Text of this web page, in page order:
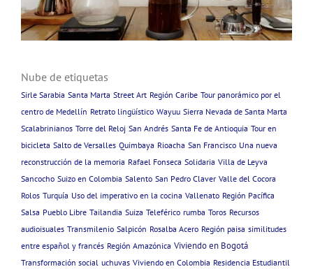
Nube de etiquetas
Sirle Sarabia Santa Marta Street Art Región Caribe Tour panorámico por el
centro de Medellín Retrato lingüístico Wayuu Sierra Nevada de Santa Marta
Scalabrinianos Torre del Reloj San Andrés Santa Fe de Antioquia Tour en
bicicleta Salto de Versalles Quimbaya Rioacha San Francisco Una nueva
reconstrucción de la memoria Rafael Fonseca Solidaria Villa de Leyva
Sancocho Suizo en Colombia Salento San Pedro Claver Valle del Cocora
Rolos Turquía Uso del imperativo en la cocina Vallenato Región Pacífica
Salsa Pueblo Libre Tailandia Suiza Teleférico rumba Toros Recursos
audioisuales Transmilenio Salpicón Rosalba Acero Región paisa similitudes
entre español y francés Región Amazónica Viviendo en Bogotá
Transformación social uchuvas Viviendo en Colombia Residencia Estudiantil